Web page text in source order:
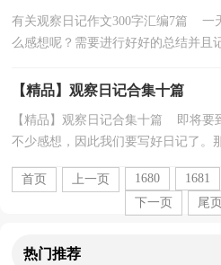
有关观察日记作文300字汇编7篇 一
么感想呢？需要进行好好的总结并且
【精品】观察日记合集十篇
【精品】观察日记合集十篇 即将要
不少感想，因此我们要写好日记了。
首页
上一页 1680 1681
下一页
尾页
热门推荐